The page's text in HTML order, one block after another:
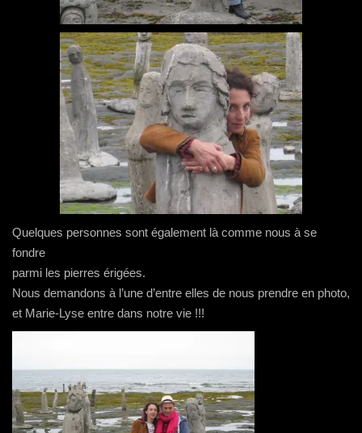
Quelques personnes sont également là comme nous à se
fondre
parmi les pierres érigées.
Nous demandons à l’une d’entre elles de nous prendre en photo,
et Marie-Lyse entre dans notre vie !!!